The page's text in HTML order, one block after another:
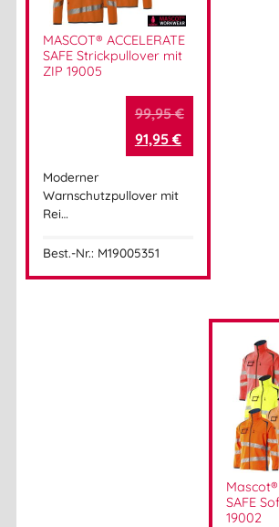
Herstellerinformationen
Hersteller:
MASCOT International A/S
Herstelleranschrift:
Mehr Information E-Mail: info@bannenberg.at
MASCOT® ACCELERATE
SAFE Strickpullover mit
ZIP 19005
99,95€
91,95 €
Moderner
Warnschutzpullover mit
Rei…
Best.-Nr.: M19005351
Mascot®
SAFE
19002